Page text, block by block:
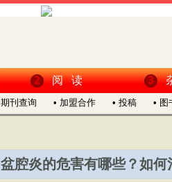
2 阅 读 3
期刊查询 • 加盟合作 • 投稿 • 图
炎的危害有哪些？如何